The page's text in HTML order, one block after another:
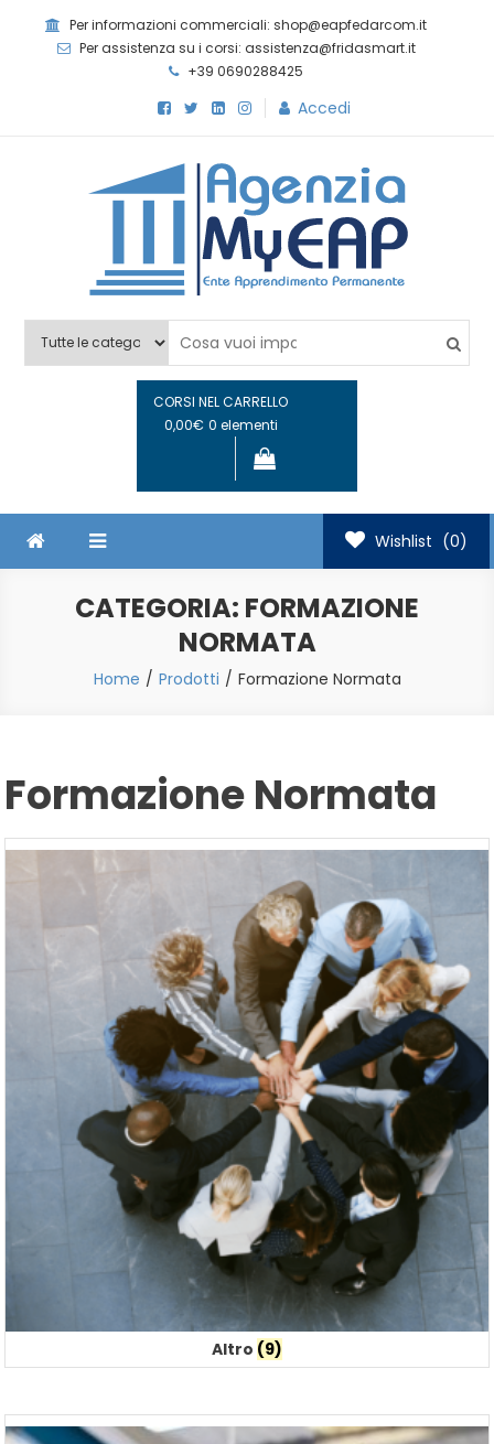
Per informazioni commerciali: shop@eapfedarcom.it
Per assistenza su i corsi: assistenza@fridasmart.it
+39 0690288425
Accedi
Agenzia MyEAP
CORSI NEL CARRELLO
0,00€ 0 elementi
Wishlist (0)
CATEGORIA: FORMAZIONE
NORMATA
Home Prodotti Formazione Normata
Formazione Normata
Altro (9)